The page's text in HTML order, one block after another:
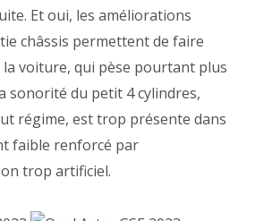
Et oui, les améliorations
châssis permettent de faire
voiture, qui pèse pourtant plus
sonorité du petit 4 cylindres,
régime, est trop présente dans
faible renforcé par
trop artificiel.